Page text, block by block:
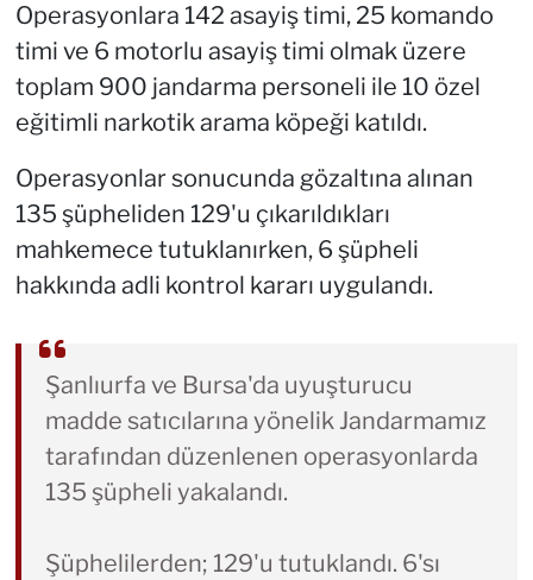
Operasyonlara 142 asayiş timi, 25 komando
timi ve 6 motorlu asayiş timi olmak üzere
toplam 900 jandarma personeli ile 10 özel
eğitimli narkotik arama köpeği katıldı.
Operasyonlar sonucunda gözaltına alınan
135 şüpheliden 129'u çıkarıldıkları
mahkemece tutuklanırken, 6 şüpheli
hakkında adli kontrol kararı uygulandı.
Şanlıurfa ve Bursa'da uyuşturucu
madde satıcılarına yönelik Jandarmamız
tarafından düzenlenen operasyonlarda
135 şüpheli yakalandı.
Şüphelilerden; 129'u tutuklandı. 6'sı